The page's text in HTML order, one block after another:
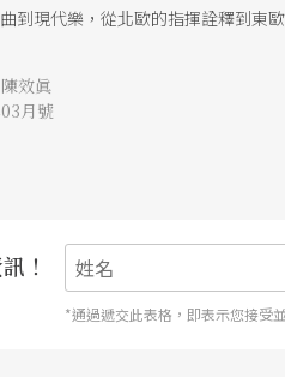
到現代樂，從北歐的指揮詮釋到東
效眞
月號
！
*通過遞交此表格，即表示您接受